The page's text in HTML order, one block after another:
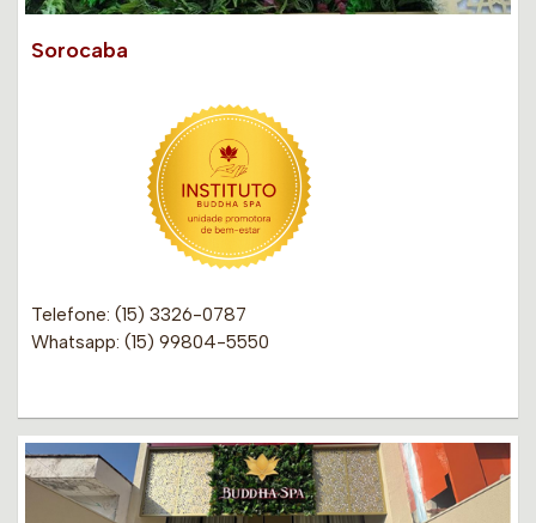
Sorocaba
Telefone: (15) 3326-0787
Whatsapp: (15) 99804-5550